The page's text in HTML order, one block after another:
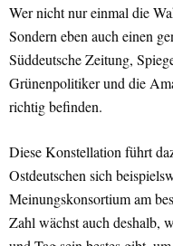
Wer nicht nur einmal die
Sondern eben auch einen
Süddeutsche Zeitung,
Grünenpolitiker und die
richtig befinden.
Diese Konstellation führt
Ostdeutschen sich
Meinungskonsortium am
Zahl wächst auch deshalb,